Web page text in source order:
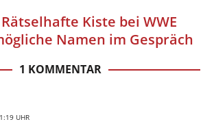
Rätselhafte Kiste bei WWE
Namen im Gespräch
1 KOMMENTAR
UHR